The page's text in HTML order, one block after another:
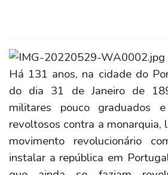
Há 131 anos, na cidade do
do dia 31 de Janeiro de
militares pouco graduados
revoltosos contra a monarquia,
movimento revolucionário
instalar a república em